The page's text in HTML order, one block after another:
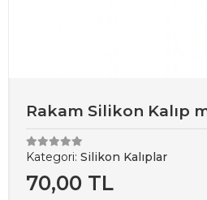
Rakam Silikon Kalıp
Kategori: Silikon Kalıplar
70,00 TL